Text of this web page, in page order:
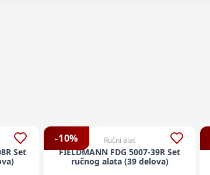
Set
-10% Ručni alat
FIELDMANN FDG 5007-39R Set
ručnog alata (39 delova)